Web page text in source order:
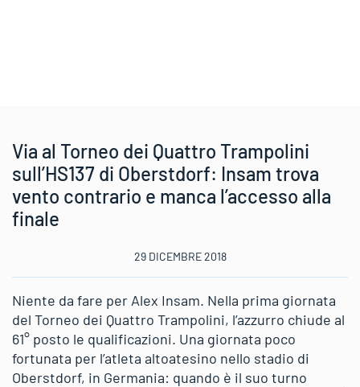
Via al Torneo dei Quattro Trampolini
sull’HS137 di Oberstdorf: Insam trova
vento contrario e manca l’accesso alla
finale
29 DICEMBRE 2018
Niente da fare per Alex Insam. Nella prima giornata
del Torneo dei Quattro Trampolini, l’azzurro chiude al
61° posto le qualificazioni. Una giornata poco
fortunata per l’atleta altoatesino nello stadio di
Oberstdorf, in Germania: quando è il suo turno